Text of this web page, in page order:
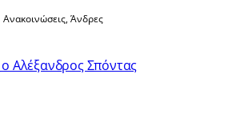
Ανακοινώσεις, Άνδρες
Αλέξανδρος Σπόντας